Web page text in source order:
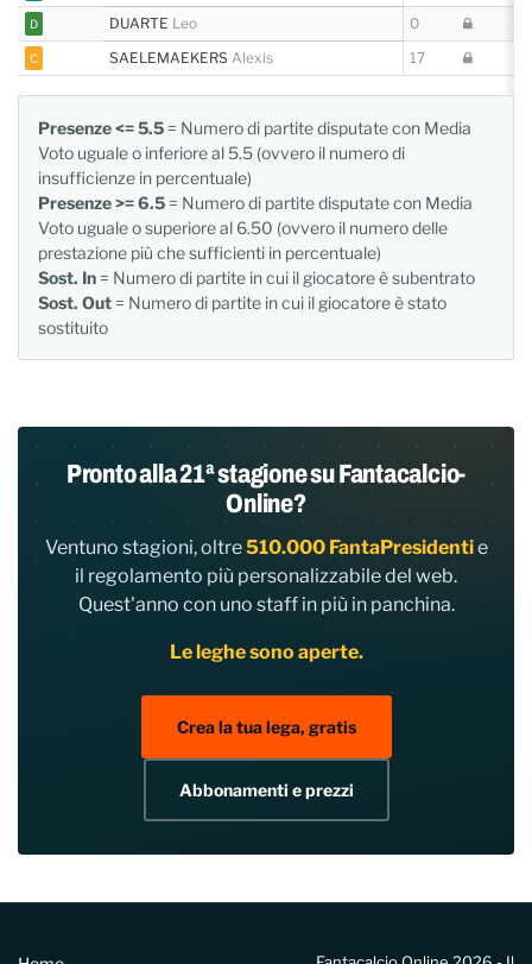
D DUARTE Leo 0
C SAELEMAEKERSAlexis 17
Presenze <= 5.5 = Numero di partite disputate con Media
Voto uguale o inferiore al 5.5 (ovvero il numero di
insufficienze in percentuale)
Presenze >= 6.5 = Numero di partite disputate con Media
Voto uguale o superiore al 6.50 (ovvero il numero delle
prestazione più che sufficienti in percentuale)
Sost. In = Numero di partite in cui il giocatore è subentrato
Sost. Out = Numero di partite in cui il giocatore è stato
sostituito
Pronto alla 21ª stagione su Fantacalcio-
Online?
Ventuno stagioni, oltre510.000 FantaPresidentie
il regolamento più personalizzabile del web.
Quest'anno con uno staff in più in panchina.
Le leghe sono aperte.
Crea la tua lega, gratis
Abbonamenti e prezzi